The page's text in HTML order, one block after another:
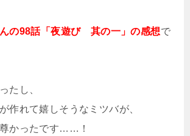
の98話「夜遊び 其の一」の感想で
たし、
作れて嬉しそうなミツバが、
かったです……！